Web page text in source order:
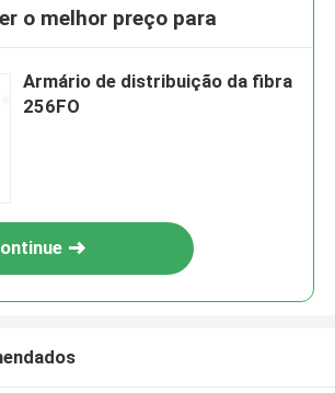
o melhor preço para
Armário de distribuição da fibra
256FO